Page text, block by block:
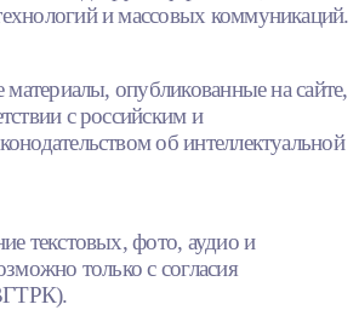
и массовых коммуникаций.
опубликованные на сайте,
с российским и
об интеллектуальной
текстовых, фото, аудио и
только с согласия